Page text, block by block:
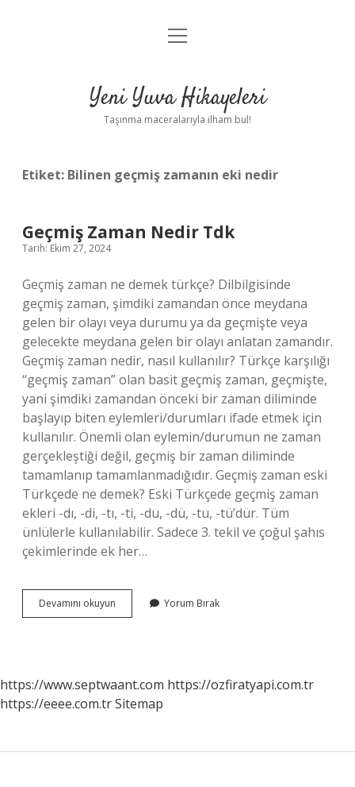
Anasayfa
Yasal Uyarı
menüyü
Yeni Yuva Hikayeleri
Taşınma maceralarıyla ilham bul!
Etiket: Bilinen geçmiş zamanın eki nedir
Geçmiş Zaman Nedir Tdk
Tarih: Ekim 27, 2024
Geçmiş zaman ne demek türkçe? Dilbilgisinde
geçmiş zaman, şimdiki zamandan önce meydana
gelen bir olayı veya durumu ya da geçmişte veya
gelecekte meydana gelen bir olayı anlatan zamandır.
Geçmiş zaman nedir, nasıl kullanılır? Türkçe karşılığı
“geçmiş zaman” olan basit geçmiş zaman, geçmişte,
yani şimdiki zamandan önceki bir zaman diliminde
başlayıp biten eylemleri/durumları ifade etmek için
kullanılır. Önemli olan eylemin/durumun ne zaman
gerçekleştiği değil, geçmiş bir zaman diliminde
tamamlanıp tamamlanmadığıdır. Geçmiş zaman eski
Türkçede ne demek? Eski Türkçede geçmiş zaman
ekleri -dı, -di, -tı, -ti, -du, -dü, -tu, -tü’dür. Tüm
ünlülerle kullanılabilir. Sadece 3. tekil ve çoğul şahıs
çekimlerinde ek her…
Devamını okuyun
Zaman
Yorum Bırak
https://www.septwaant.com https://ozfiratyapi.com.tr
https://eeee.com.trSitemap